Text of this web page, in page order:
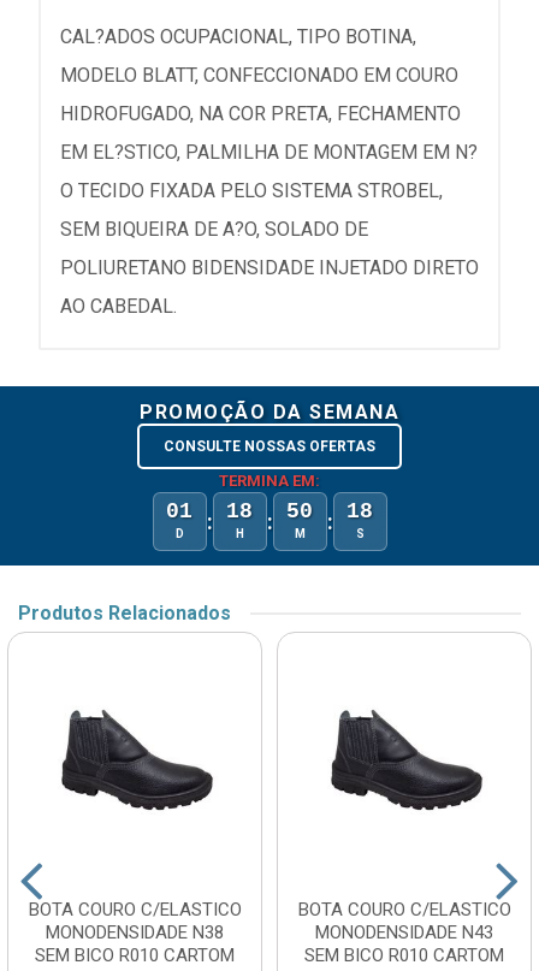
CAL?ADOS OCUPACIONAL, TIPO BOTINA,
MODELO BLATT, CONFECCIONADO EM COURO
HIDROFUGADO, NA COR PRETA, FECHAMENTO
EM EL?STICO, PALMILHA DE MONTAGEM EM N?
O TECIDO FIXADA PELO SISTEMA STROBEL,
SEM BIQUEIRA DE A?O, SOLADO DE
POLIURETANO BIDENSIDADE INJETADO DIRETO
AO CABEDAL.
PROMOÇÃO DA SEMANA
CONSULTE NOSSAS OFERTAS
TERMINA EM:
01
D : 18
H : 50
M : 18
S
Produtos Relacionados
BOTA COURO C/ELASTICO
MONODENSIDADE N38
SEM BICO R010 CARTOM
BOTA COURO C/ELASTICO
MONODENSIDADE N43
SEM BICO R010 CARTOM